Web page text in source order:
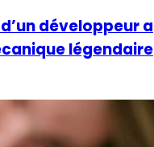
développeur a
légendaire